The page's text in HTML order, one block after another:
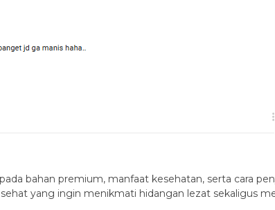
bahan premium, manfaat kesehatan, serta cara
yang ingin menikmati hidangan lezat sekaligus